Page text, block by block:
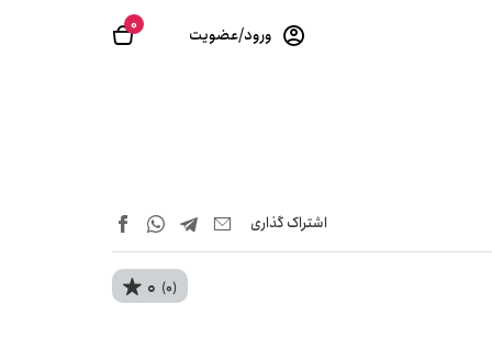
0 ورود/عضویت
اشتراک‌ گذاری
0 (0)